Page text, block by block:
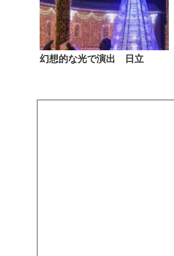
幻想的な光で演出 日立